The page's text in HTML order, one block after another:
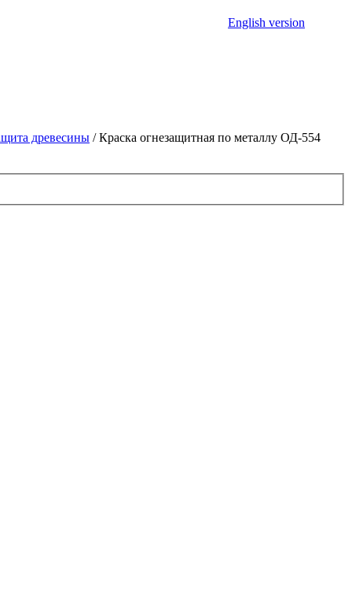
English version
древесины / Краска огнезащитная по металлу ОД-554